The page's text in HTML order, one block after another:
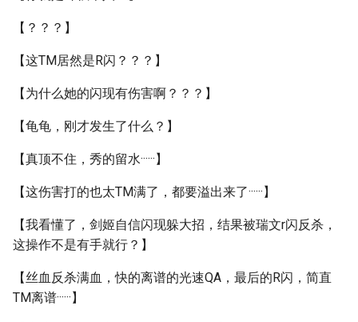
【？？？】
【这TM居然是R闪？？？】
【为什么她的闪现有伤害啊？？？】
【龟龟，刚才发生了什么？】
【真顶不住，秀的留水······】
【这伤害打的也太TM满了，都要溢出来了······】
【我看懂了，剑姬自信闪现躲大招，结果被瑞文r闪反杀，
这操作不是有手就行？】
【丝血反杀满血，快的离谱的光速QA，最后的R闪，简直
TM离谱······】